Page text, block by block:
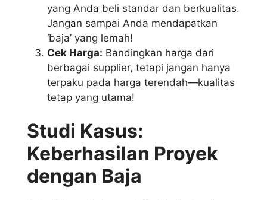
yang Anda beli standar dan berkualitas.
Jangan sampai Anda mendapatkan
‘baja’ yang lemah!
Cek Harga: Bandingkan harga dari
berbagai supplier, tetapi jangan hanya
terpaku pada harga terendah—kualitas
tetap yang utama!
Studi Kasus:
Keberhasilan Proyek
dengan Baja